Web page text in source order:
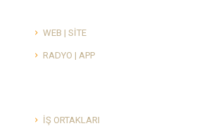
WEB | SİTE
RADYO | APP
İŞ ORTAKLARI